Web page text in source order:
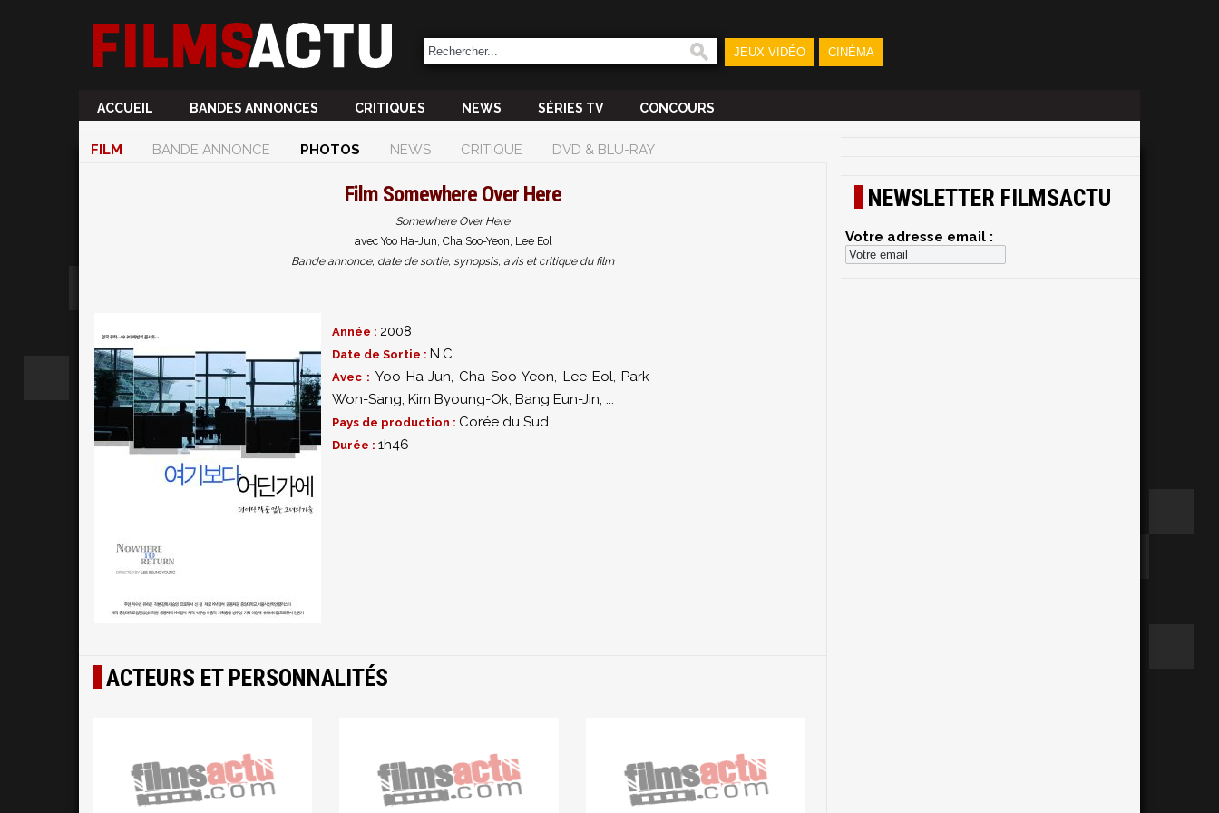
JEUX VIDÉO CINÉMA
ACCUEIL BANDES ANNONCES CRITIQUES NEWS SÉRIES TV CONCOURS
FILM BANDE ANNONCE PHOTOS NEWS CRITIQUE DVD & BLU-RAY
Film Somewhere Over Here
Somewhere Over Here
avec Yoo Ha-Jun, Cha Soo-Yeon, Lee Eol
Bande annonce, date de sortie, synopsis, avis et critique du film
Année : 2008
Date de Sortie : N.C.
Avec : Yoo Ha-Jun, Cha Soo-Yeon, Lee Eol, Park
Won-Sang, Kim Byoung-Ok, Bang Eun-Jin, ...
Pays de production : Corée du Sud
Durée : 1h46
ACTEURS ET PERSONNALITÉS
NEWSLETTER FILMSACTU
Votre adresse email :